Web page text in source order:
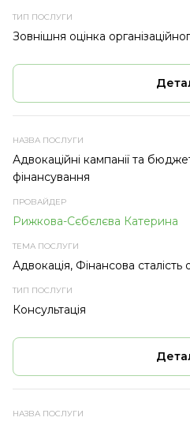
Зовнішня оцінка
Адвокаційні кампанії та
фінансування
Рижкова-Сєбєлєва Катерина
Адвокація, Фінансова сталість
Консультація